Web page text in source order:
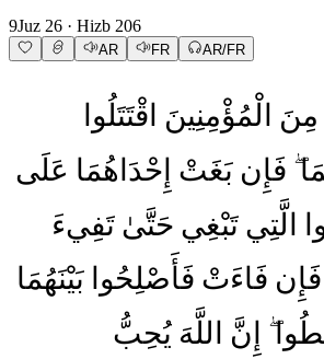
9Juz 26 · Hizb 206
AR FR AR/FR
مِنَ الْمُؤْمِنِينَ اقْتَتَلُوا
فَإِن بَغَتْ إِحْدَاهُمَا عَلَى
الَّتِي تَبْغِي حَتَّىٰ تَفِيءَ
فَإِن فَاءَتْ فَأَصْلِحُوا بَيْنَهُمَا
إِنَّ اللَّهَ يُحِبُّ